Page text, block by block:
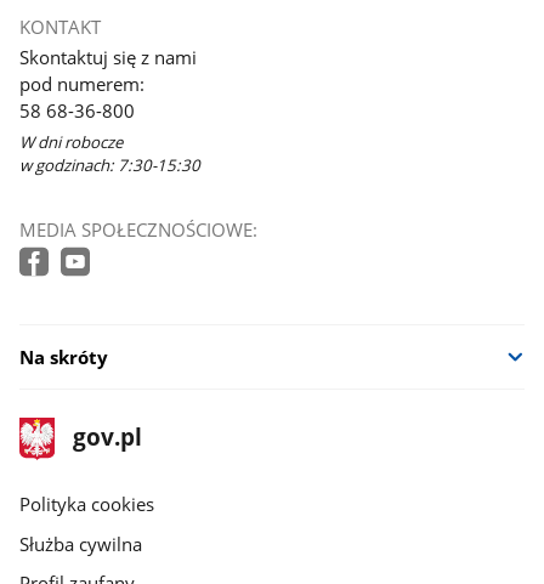
KONTAKT
Skontaktuj się z nami
pod numerem:
58 68-36-800
W dni robocze
w godzinach: 7:30-15:30
MEDIA SPOŁECZNOŚCIOWE:
Na skróty
stopka
gov.pl
Strona
gov.pl
gov.pl
Polityka cookies
Służba cywilna